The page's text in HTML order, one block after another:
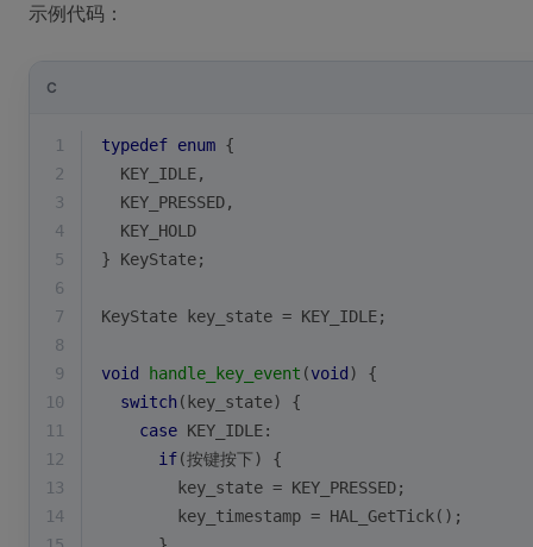
示例代码：
C
1 typedef enum {
2
  KEY_IDLE,
3
  KEY_PRESSED,
4
  KEY_HOLD
5
} KeyState;
6
7
KeyState key_state = KEY_IDLE;
8
9
void handle_key_event (void )
{
10
switch (key_state) {
11
case KEY_IDLE:
12
if(按键按下) {
13
        key_state = KEY_PRESSED;
14
        key_timestamp = HAL_GetTick();